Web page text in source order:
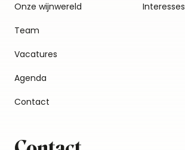
Onze wijnwereld
Team
Vacatures
Agenda
Contact
Interesses